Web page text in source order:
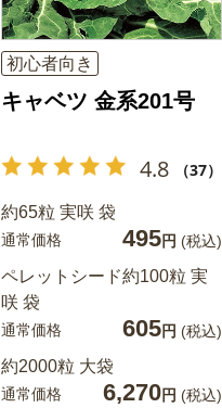
初心者向き
キャベツ 金系201号
4.8 （37）
約65粒 実咲 袋
通常価格 495円 (税込)
ペレットシード約100粒 実
咲 袋
通常価格 605円 (税込)
約2000粒 大袋
通常価格 6,270円 (税込)